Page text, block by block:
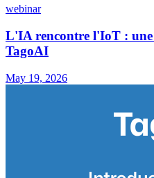
webinar
L'IA rencontre l'IoT : une
TagoAI
May 19, 2026